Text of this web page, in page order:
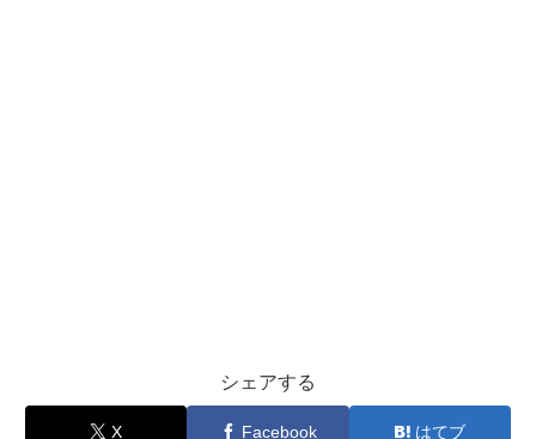
シェアする
X Facebook はてブ